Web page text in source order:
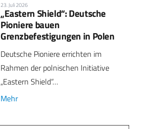
23. Juli 2026
„Eastern Shield“: Deutsche
Pioniere bauen
Grenzbefestigungen in Polen
Deutsche Pioniere errichten im
Rahmen der polnischen Initiative
„Eastern Shield“…
Mehr